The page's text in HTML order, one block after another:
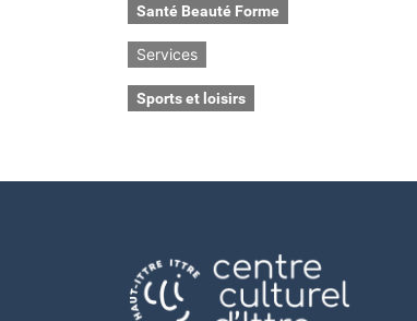
Santé Beauté Forme
Services
Sports et loisirs